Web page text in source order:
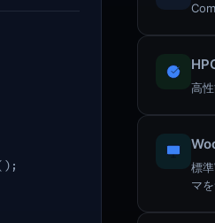
高
標
マ